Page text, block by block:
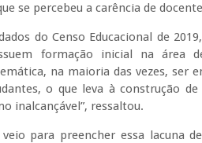
se percebeu a carência de
do Censo Educacional de
formação inicial na área
na maioria das vezes, ser
o que leva à construção
inalcançável”, ressaltou.
para preencher essa lacuna